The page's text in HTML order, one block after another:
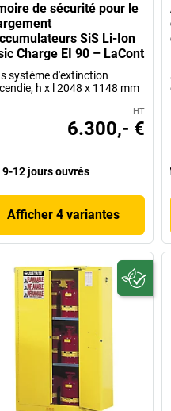
de sécurité pour le
SiS Li-Ion
Charge EI 90 – LaCont
système d'extinction
h x l 2048 x 1148 mm
HT
6.300,- €
9-12 jours ouvrés
Afficher 4 variantes